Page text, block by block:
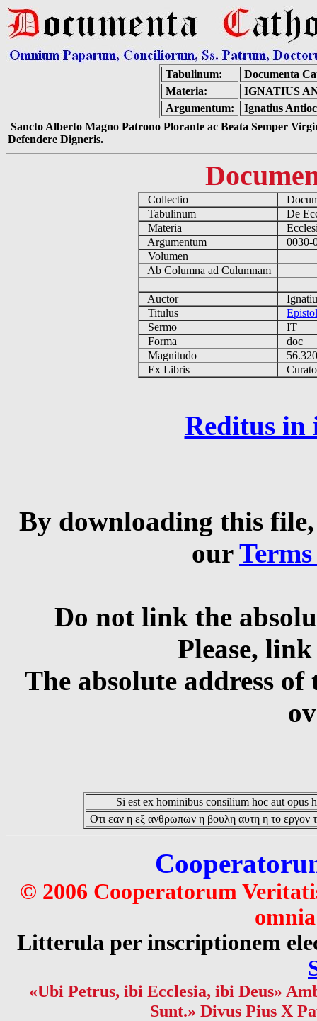
Tabulinum:
Documenta
Materia:
IGNATIUS
Argumentum:
Ignatius
Sancto Alberto Magno Patrono Plorante ac Beata Semper
Defendere Digneris.
Collectio
Tabulinum
De
Materia
Argumentum
0030-
Volumen
Ab Columna ad Culumnam
Auctor
Titulus
Sermo
IT
Forma
doc
Magnitudo
Ex Libris
Reditus in
By downloading this
our
Do not link the
Please,
The absolute address
Si est ex hominibus consilium hoc aut opus
Οτι εαν η εξ ανθρωπων η βουλη αυτη η το εργον
© 2006 Cooperatorum
Litterula per inscriptionem
«Ubi Petrus, ibi Ecclesia, ibi Deus»
Sunt.» Divus Pius X